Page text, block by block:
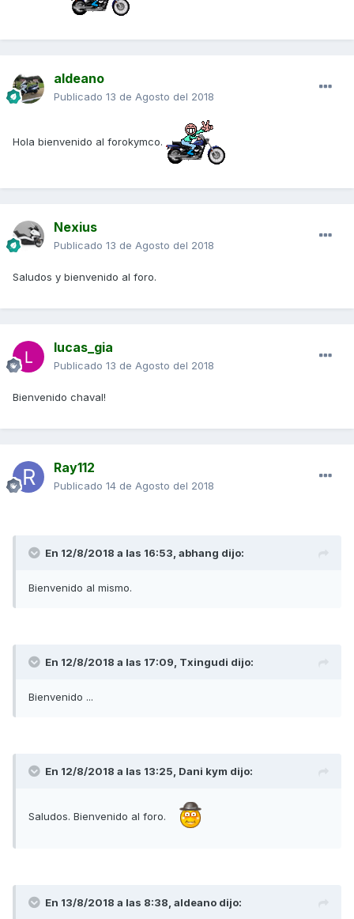
aldeano
Publicado 13 de Agosto del 2018
Hola bienvenido al forokymco.
Nexius
Publicado 13 de Agosto del 2018
Saludos y bienvenido al foro.
lucas_gia
Publicado 13 de Agosto del 2018
Bienvenido chaval!
Ray112
Publicado 14 de Agosto del 2018
En 12/8/2018 a las 16:53, abhang dijo:
Bienvenido al mismo.
En 12/8/2018 a las 17:09, Txingudi dijo:
Bienvenido ...
En 12/8/2018 a las 13:25, Dani kym dijo:
Saludos. Bienvenido al foro.
En 13/8/2018 a las 8:38, aldeano dijo: